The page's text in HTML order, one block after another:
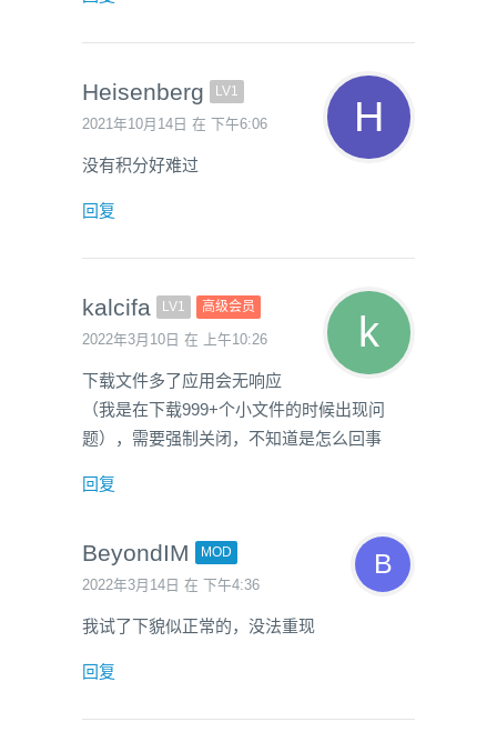
Heisenberg LV1
2021年10月14日 在 下午6:06
没有积分好难过
回复
kalcifa LV1 高级会员
2022年3月10日 在 上午10:26
下载文件多了应用会无响应
（我是在下载999+个小文件的时候出现问
题），需要强制关闭，不知道是怎么回事
回复
BeyondIM MOD
2022年3月14日 在 下午4:36
我试了下貌似正常的，没法重现
回复